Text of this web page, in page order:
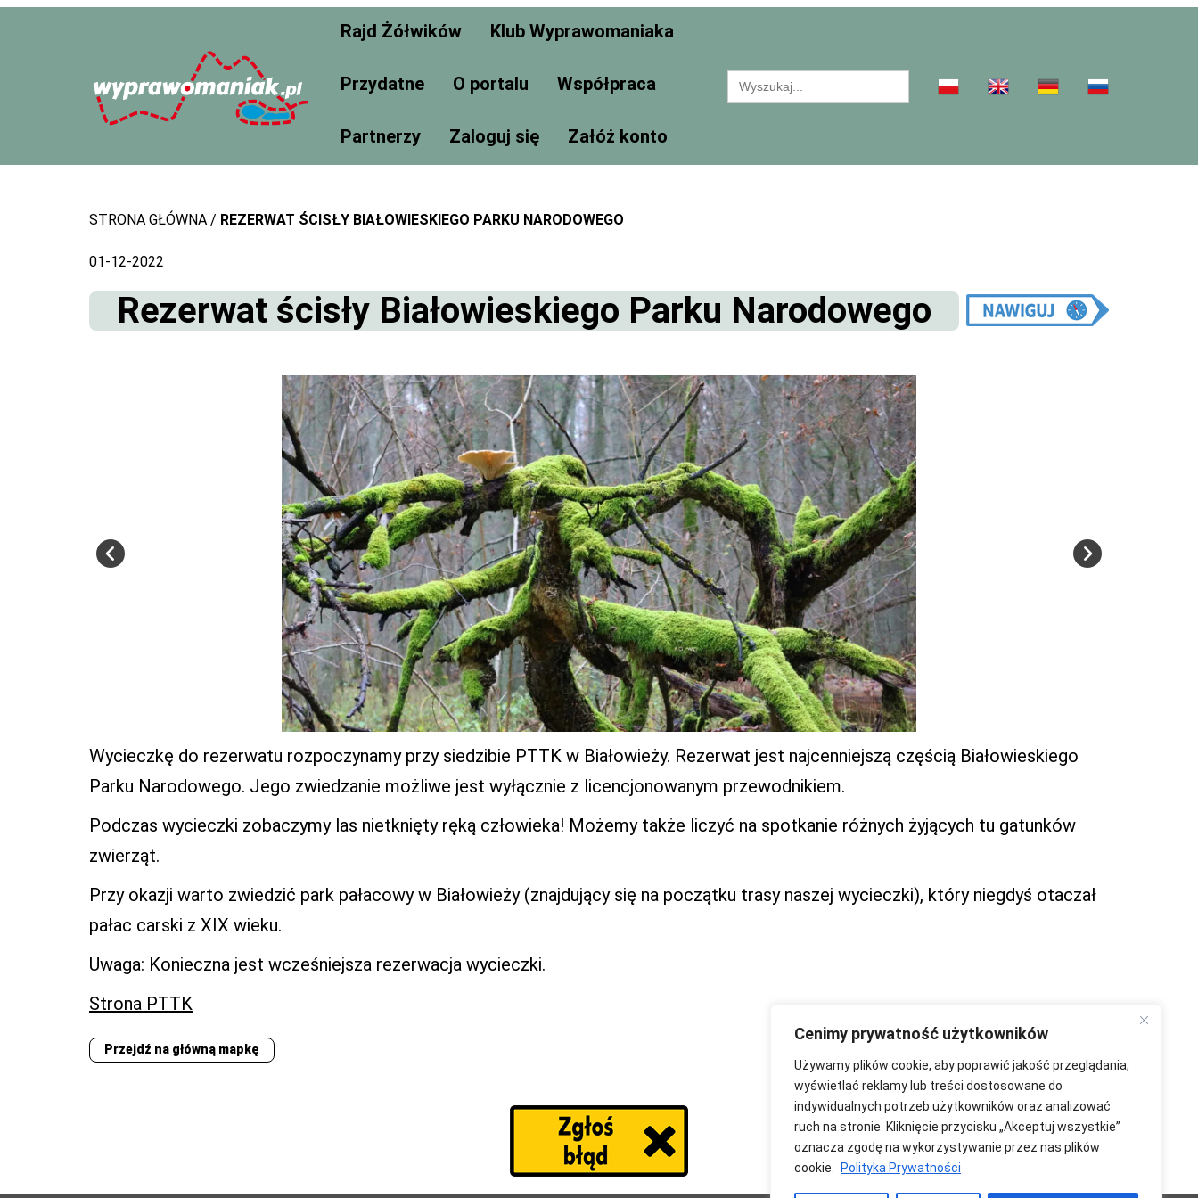
Cenimy prywatność użytkowników
Używamy plików cookie, aby poprawić jakość przeglądania,
wyświetlać reklamy lub treści dostosowane do
indywidualnych potrzeb użytkowników oraz analizować
ruch na stronie. Kliknięcie przycisku „Akceptuj wszystkie”
oznacza zgodę na wykorzystywanie przez nas plików
cookie.
Polityka Prywatności
Rajd Żółwików Klub Wyprawomaniaka
Przydatne O portalu Współpraca
Partnerzy Zaloguj się Załóż konto
Search
for:
STRONA GŁÓWNA REZERWAT ŚCISŁY BIAŁOWIESKIEGO PARKU NARODOWEGO
01-12-2022
Rezerwat ścisły Białowieskiego Parku Narodowego
Wycieczkę do rezerwatu rozpoczynamy przy siedzibie PTTK w Białowieży. Rezerwat jest najcenniejszą częścią Białowieskiego
Parku Narodowego. Jego zwiedzanie możliwe jest wyłącznie z licencjonowanym przewodnikiem.
Podczas wycieczki zobaczymy las nietknięty ręką człowieka! Możemy także liczyć na spotkanie różnych żyjących tu gatunków
zwierząt.
Przy okazji warto zwiedzić park pałacowy w Białowieży (znajdujący się na początku trasy naszej wycieczki), który niegdyś otaczał
pałac carski z XIX wieku.
Uwaga: Konieczna jest wcześniejsza rezerwacja wycieczki.
Strona PTTK
Przejdź na główną mapkę